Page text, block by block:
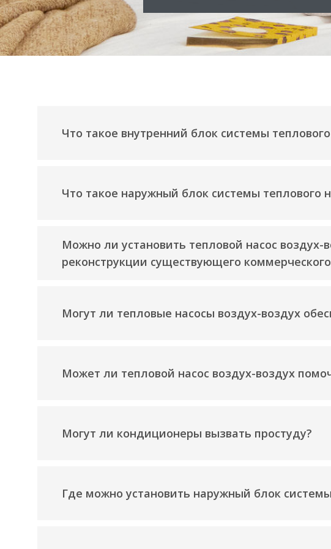
Что такое внутренний блок системы
Что такое наружный блок системы теплового
Можно ли установить тепловой насос
реконструкции существующего
Могут ли тепловые насосы воздух-воздух
Может ли тепловой насос воздух-воздух
Могут ли кондиционеры вызвать простуду?
Где можно установить наружный блок